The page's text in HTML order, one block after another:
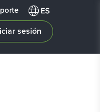
sesión